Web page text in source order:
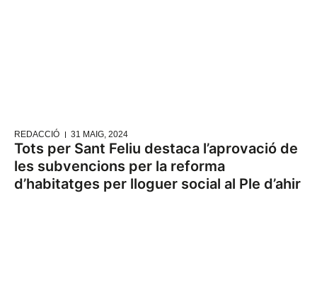
REDACCIÓ 31 MAIG, 2024
Tots per Sant Feliu destaca l’aprovació de
les subvencions per la reforma
d’habitatges per lloguer social al Ple d’ahir